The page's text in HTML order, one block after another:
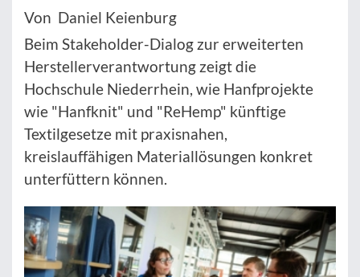
Von Daniel Keienburg
Beim Stakeholder-Dialog zur erweiterten
Herstellerverantwortung zeigt die
Hochschule Niederrhein, wie Hanfprojekte
wie "Hanfknit" und "ReHemp" künftige
Textilgesetze mit praxisnahen,
kreislauffähigen Materiallösungen konkret
unterfüttern können.